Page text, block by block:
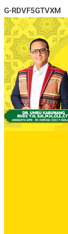
G-RDVF5GTVXM